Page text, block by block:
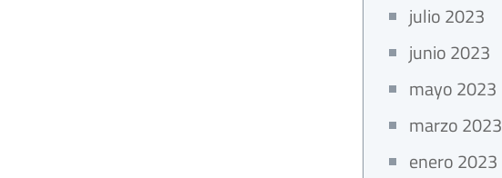
julio 2023
junio 2023
mayo 2023
marzo 2023
enero 2023